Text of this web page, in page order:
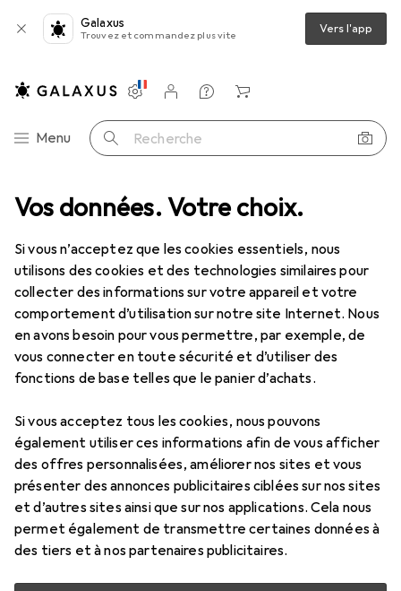
Vos données. Votre choix.
Si vous n’acceptez que les cookies essentiels, nous
utilisons des cookies et des technologies similaires pour
collecter des informations sur votre appareil et votre
comportement d’utilisation sur notre site Internet. Nous
en avons besoin pour vous permettre, par exemple, de
vous connecter en toute sécurité et d’utiliser des
fonctions de base telles que le panier d’achats.
Si vous acceptez tous les cookies, nous pouvons
également utiliser ces informations afin de vous afficher
des offres personnalisées, améliorer nos sites et vous
présenter des annonces publicitaires ciblées sur nos sites
et d’autres sites ainsi que sur nos applications. Cela nous
permet également de transmettre certaines données à
des tiers et à nos partenaires publicitaires.
Galaxus
Trouvez et commandez plus vite Vers l'app
Navigation par catégorie
Menu Recherche
Paramètres
Compte client
Listes de comparaison
Listes d'envies
Panier
Tout l'assortiment Jouets Loisirs créatifs
Loisirs créatifs
DécouvrirForum
Catégories populaires